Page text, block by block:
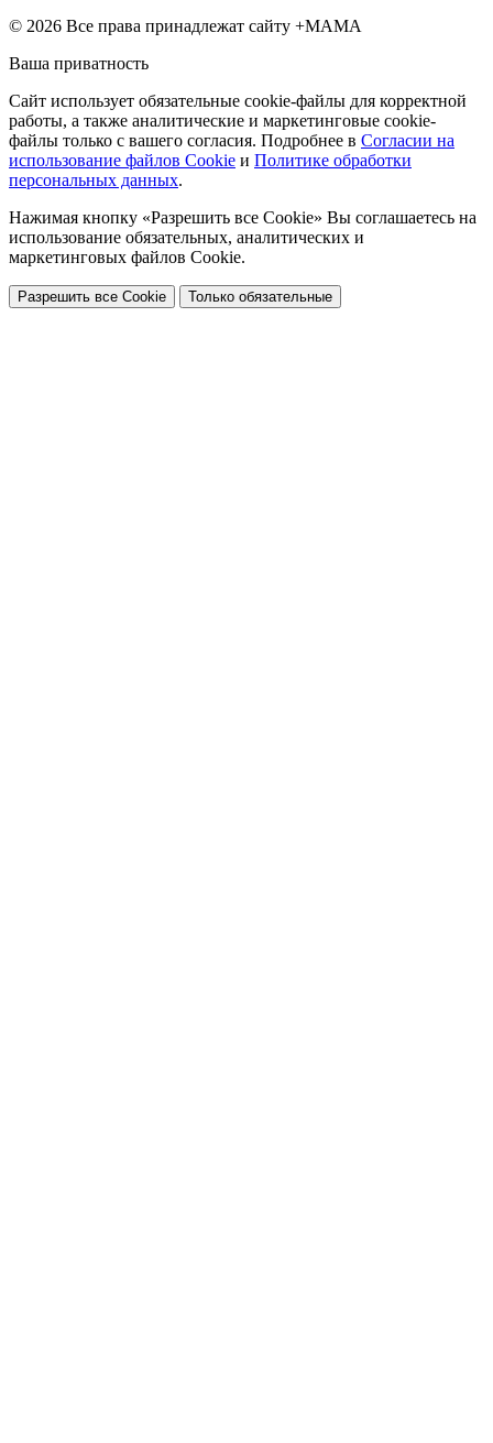
© 2026 Все права принадлежат сайту +МАМА
Ваша приватность
Сайт использует обязательные cookie-файлы для корректной
работы, а также аналитические и маркетинговые cookie-
файлы только с вашего согласия. Подробнее в Согласии на
использование файлов Cookie и Политике обработки
персональных данных.
Нажимая кнопку «Разрешить все Cookie» Вы соглашаетесь на
использование обязательных, аналитических и
маркетинговых файлов Cookie.
Разрешить все Cookie Только обязательные